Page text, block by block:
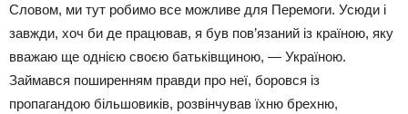
Словом, ми тут робимо все можливе для Перемоги. Усюди і
завжди, хоч би де працював, я був пов’язаний із країною, яку
вважаю ще однією своєю батьківщиною, — Україною.
Займався поширенням правди про неї, боровся із
пропагандою більшовиків, розвінчував їхню брехню,